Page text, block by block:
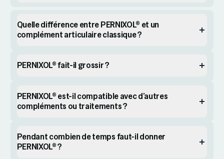
Quelle différence entre PERNIXOL® et un
complément articulaire classique ?
PERNIXOL® fait-il grossir ?
PERNIXOL® est-il compatible avec d’autres
compléments ou traitements ?
Pendant combien de temps faut-il donner
PERNIXOL® ?